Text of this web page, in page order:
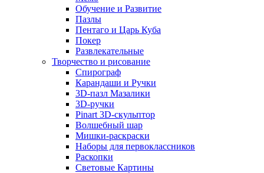
Обучение и Развитие
Пазлы
Пентаго и Царь Куба
Покер
Развлекательные
Творчество и рисование
Спирограф
Карандаши и Ручки
3D-пазл Мазалики
3D-ручки
Pinart 3D-скульптор
Волшебный шар
Мишки-раскраски
Наборы для первоклассников
Раскопки
Световые Картины